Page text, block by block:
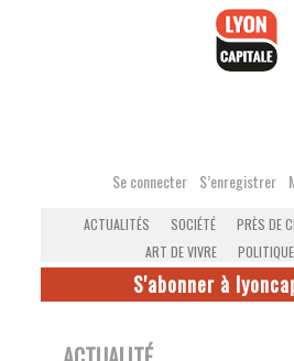
Se connecter S’enregistrer
ACTUALITÉS SOCIÉTÉ PRÈS DE
ART DE VIVRE
POLITIQUE
S'abonner à